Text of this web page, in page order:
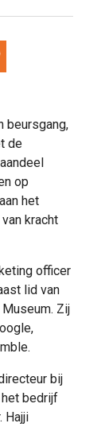
beursgang,
de
op
het
kracht
officer
lid van
Zij
bij
bedrijf
Hajji